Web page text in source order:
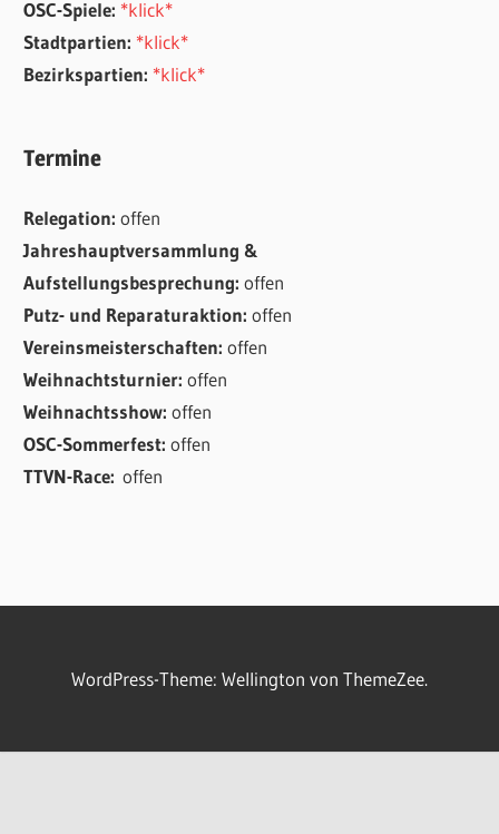
OSC-Spiele: *klick*
Stadtpartien: *klick*
Bezirkspartien: *klick*
Termine
Relegation:offen
Jahreshauptversammlung &
Aufstellungsbesprechung:offen
Putz- und Reparaturaktion:offen
Vereinsmeisterschaften:offen
Weihnachtsturnier:offen
Weihnachtsshow:offen
OSC-Sommerfest:offen
TTVN-Race:offen
WordPress-Theme: Wellington von ThemeZee.